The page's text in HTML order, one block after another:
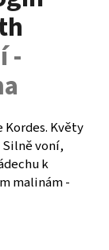
-
Květy
voní,
k
malinám -